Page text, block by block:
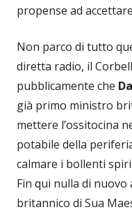
propense ad
Non parco di tutto
diretta radio, il
pubblicamente che
già primo ministro
mettere l’ossitocina
potabile della
calmare i bollenti
Fin qui nulla di nuovo
britannico di Sua